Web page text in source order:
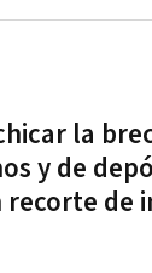
la
y de
de